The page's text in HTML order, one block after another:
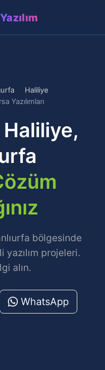
Haliliye
Yazılımları
bölgesinde
yazılım projeleri.
alın.
WhatsApp